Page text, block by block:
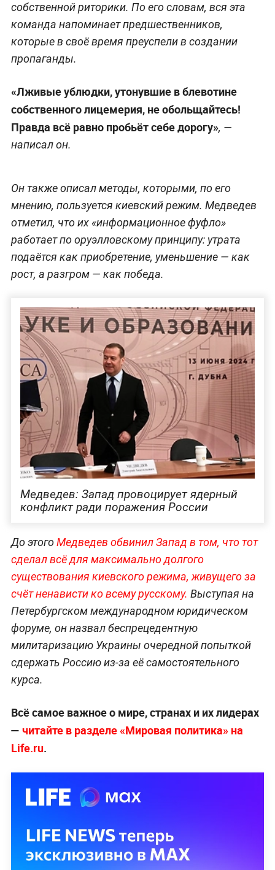
собственной риторики. По его словам, вся эта
команда напоминает предшественников,
которые в своё время преуспели в создании
пропаганды.
«Лживые ублюдки, утонувшие в блевотине
собственного лицемерия, не обольщайтесь!
Правда всё равно пробьёт себе дорогу», —
написал он.
Он также описал методы, которыми, по его
мнению, пользуется киевский режим. Медведев
отметил, что их «информационное фуфло»
работает по оруэлловскому принципу: утрата
подаётся как приобретение, уменьшение — как
рост, а разгром — как победа.
Медведев: Запад провоцирует ядерный
конфликт ради поражения России
До этогоМедведев обвинил Запад в том, что тот
сделал всё для максимально долгого
существования киевского режима, живущего за
счёт ненависти ко всему русскому. Выступая на
Петербургском международном юридическом
форуме, он назвал беспрецедентную
милитаризацию Украины очередной попыткой
сдержать Россию из-за её самостоятельного
курса.
Всё самое важное о мире, странах и их лидерах
— читайте в разделе «Мировая политика» на
Life.ru.